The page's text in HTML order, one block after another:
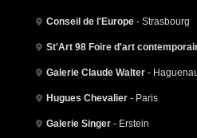
Conseil de l'Europe - Strasbourg
St'Art 98 Foire d'art
Galerie Claude Walter -
Hugues Chevalier - Paris
Galerie Singer - Erstein